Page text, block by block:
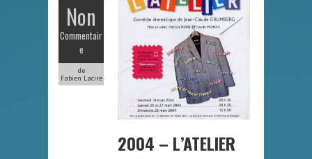
Non
Commentair
e
de
Fabien Lacire
2004 – L’ATELIER